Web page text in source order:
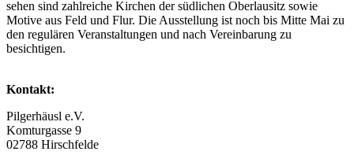
sehen sind zahlreiche Kirchen der südlichen Oberlausitz sowie
Motive aus Feld und Flur. Die Ausstellung ist noch bis Mitte Mai zu
den regulären Veranstaltungen und nach Vereinbarung zu
besichtigen.
Kontakt:
Pilgerhäusl e.V.
Komturgasse 9
02788 Hirschfelde